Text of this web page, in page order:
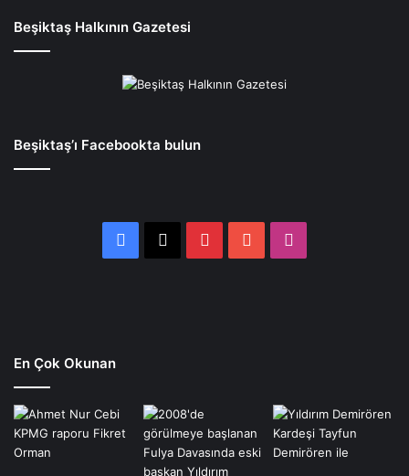
Beşiktaş Halkının Gazetesi
Beşiktaş’ı Facebookta bulun
Facebook
X PinterestYouTube
En Çok Okunan